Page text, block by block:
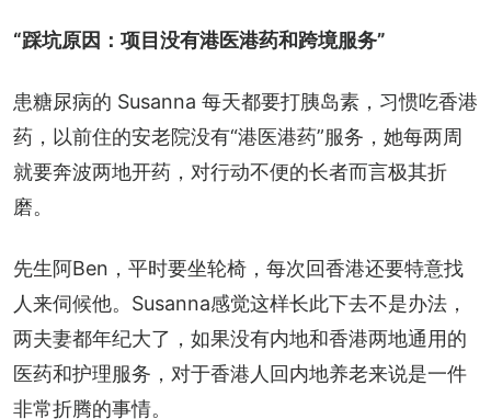
“踩坑原因：项目没有港医港药和跨境服务”
患糖尿病的 Susanna 每天都要打胰岛素，习惯吃香港
药，以前住的安老院没有“港医港药”服务，她每两周
就要奔波两地开药，对行动不便的长者而言极其折
磨。
先生阿Ben，平时要坐轮椅，每次回香港还要特意找
人来伺候他。Susanna感觉这样长此下去不是办法，
两夫妻都年纪大了，如果没有内地和香港两地通用的
医药和护理服务，对于香港人回内地养老来说是一件
非常折腾的事情。